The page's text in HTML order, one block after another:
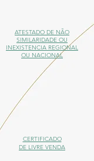
ATESTADO DE NÃO
SIMILARIDADE OU
INEXISTENCIA REGIONAL
OU NACIONAL
CERTIFICADO
DE LIVRE VENDA